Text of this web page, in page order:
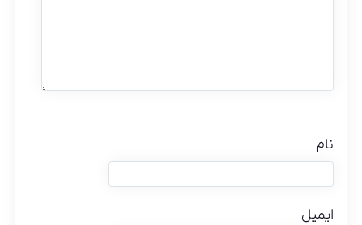
نام
ایمیل